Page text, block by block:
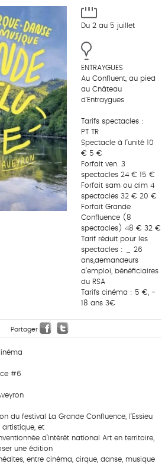
Du 2 au 5 juillet
ENTRAYGUES
Au Confluent, au pied
du Château
d'Entraygues
Tarifs spectacles :
PT TR
Spectacle à l’unité 10
€ 5 €
Forfait ven. 3
spectacles 24 € 15 €
Forfait sam ou dim 4
spectacles 32 € 20 €
Forfait Grande
Confluence (8
spectacles) 48 € 32 €
Tarif réduit pour les
spectacles : _ 26
ans,demandeurs
d’emploi, bénéficiaires
du RSA
Tarifs cinéma : 5 €, -
18 ans 3€
Partager
#6
du festival La Grande Confluence, l’Essieu
artistique, et
d’intérêt national Art en territoire,
une édition
entre cinéma, cirque, danse, musique